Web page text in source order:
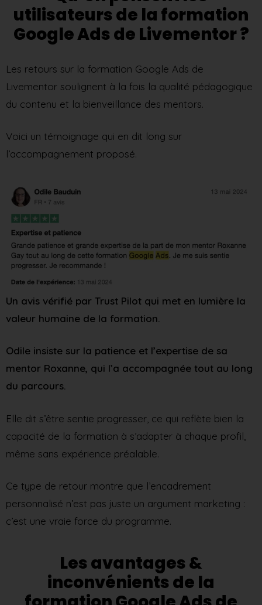
utilisateurs de la formation
Google Ads de Livementor ?
Les retours sur la formation Google Ads de
Livementor soulignent à la fois la qualité pédagogique
du contenu et la bienveillance des mentors.
Voici un témoignage qui en dit long sur
l’accompagnement proposé.
Un avis vérifié par Trust Pilot qui met en lumière la
valeur humaine de la formation.
Odile insiste sur la patience et l’expertise de sa
mentor Roxanne, qui l’a accompagnée tout au long
du parcours.
Elle dit s’être sentie progresser, ce qui reflète bien la
capacité de la formation à s’adapter à chaque profil,
même sans expérience préalable.
Ce type de retour montre que l’encadrement
personnalisé n’est pas juste un argument marketing :
c’est une vraie force du programme.
Les avantages &
inconvénients de la